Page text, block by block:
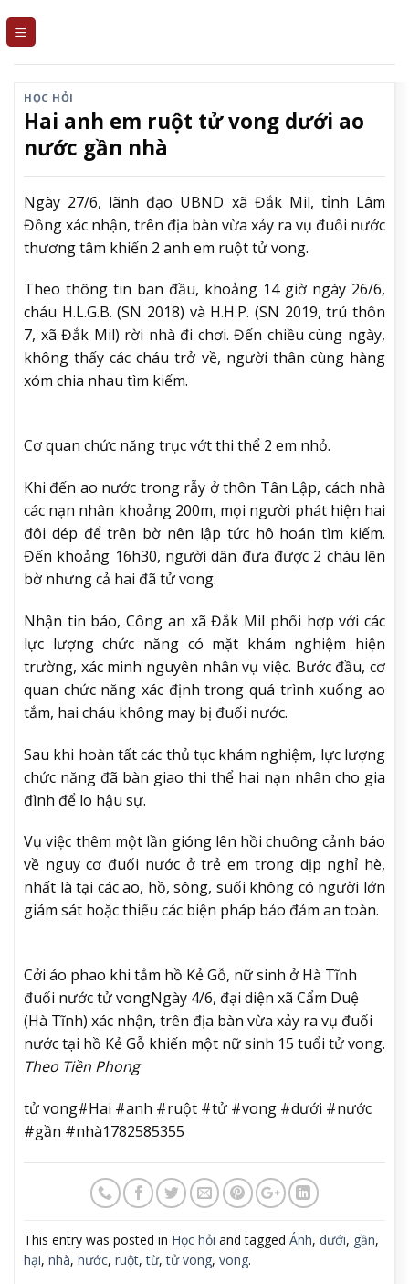
HỌC HỎI
Hai anh em ruột tử vong dưới ao
nước gần nhà
Ngày 27/6, lãnh đạo UBND xã Đắk Mil, tỉnh Lâm
Đồng xác nhận, trên địa bàn vừa xảy ra vụ đuối nước
thương tâm khiến 2 anh em ruột tử vong.
Theo thông tin ban đầu, khoảng 14 giờ ngày 26/6,
cháu H.L.G.B. (SN 2018) và H.H.P. (SN 2019, trú thôn
7, xã Đắk Mil) rời nhà đi chơi. Đến chiều cùng ngày,
không thấy các cháu trở về, người thân cùng hàng
xóm chia nhau tìm kiếm.
Cơ quan chức năng trục vớt thi thể 2 em nhỏ.
Khi đến ao nước trong rẫy ở thôn Tân Lập, cách nhà
các nạn nhân khoảng 200m, mọi người phát hiện hai
đôi dép để trên bờ nên lập tức hô hoán tìm kiếm.
Đến khoảng 16h30, người dân đưa được 2 cháu lên
bờ nhưng cả hai đã tử vong.
Nhận tin báo, Công an xã Đắk Mil phối hợp với các
lực lượng chức năng có mặt khám nghiệm hiện
trường, xác minh nguyên nhân vụ việc. Bước đầu, cơ
quan chức năng xác định trong quá trình xuống ao
tắm, hai cháu không may bị đuối nước.
Sau khi hoàn tất các thủ tục khám nghiệm, lực lượng
chức năng đã bàn giao thi thể hai nạn nhân cho gia
đình để lo hậu sự.
Vụ việc thêm một lần gióng lên hồi chuông cảnh báo
về nguy cơ đuối nước ở trẻ em trong dịp nghỉ hè,
nhất là tại các ao, hồ, sông, suối không có người lớn
giám sát hoặc thiếu các biện pháp bảo đảm an toàn.
Cởi áo phao khi tắm hồ Kẻ Gỗ, nữ sinh ở Hà Tĩnh
đuối nước tử vongNgày 4/6, đại diện xã Cẩm Duệ
(Hà Tĩnh) xác nhận, trên địa bàn vừa xảy ra vụ đuối
nước tại hồ Kẻ Gỗ khiến một nữ sinh 15 tuổi tử vong.
Theo Tiền Phong
tử vong#Hai #anh #ruột #tử #vong #dưới #nước
#gần #nhà1782585355
This entry was posted in Học hỏi and tagged Ánh, dưới, gần,
hại, nhà, nước, ruột,từ,tử vong, vong.